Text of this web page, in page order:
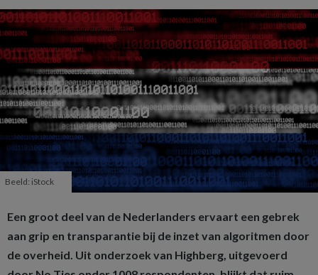
Beeld: iStock
Een groot deel van de Nederlanders ervaart een gebrek
aan grip en transparantie bij de inzet van algoritmen door
de overheid. Uit onderzoek van Highberg, uitgevoerd